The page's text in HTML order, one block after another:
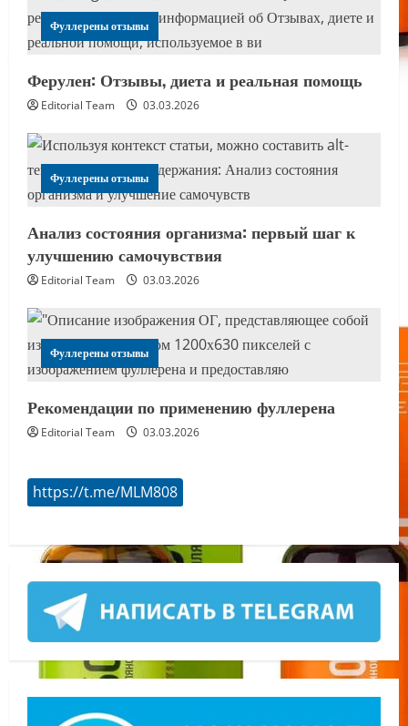
Фуллерены отзывы
Ферулен: Отзывы, диета и реальная помощь
Editorial Team 03.03.2026
Фуллерены отзывы
Анализ состояния организма: первый шаг к
улучшению самочувствия
Editorial Team 03.03.2026
Фуллерены отзывы
Рекомендации по применению фуллерена
Editorial Team 03.03.2026
https://t.me/MLM808